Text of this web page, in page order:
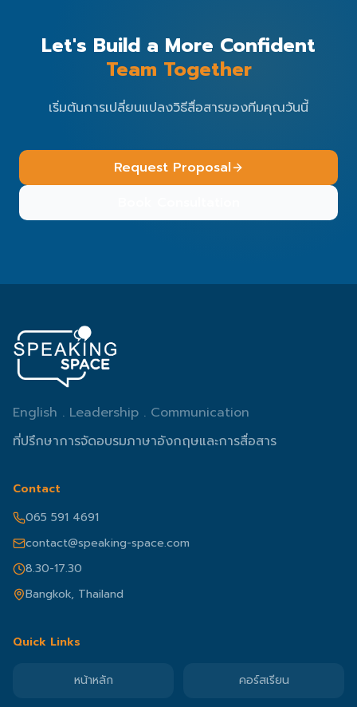
Let's Build a More Confident
Team Together
เริ่มต้นการเปลี่ยนแปลงวิธีสื่อสารของทีมคุณวันนี้
Request Proposal
English . Leadership . Communication
ที่ปรึกษาการจัดอบรมภาษาอังกฤษและการสื่อสาร
Contact
065 591 4691
contact@speaking-space.com
8.30-17.30
Bangkok, Thailand
Quick Links
หน้าหลัก คอร์สเรียน